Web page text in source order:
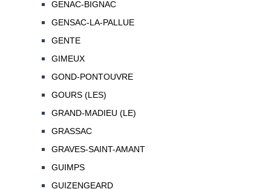
GENAC-BIGNAC
GENSAC-LA-PALLUE
GENTE
GIMEUX
GOND-PONTOUVRE
GOURS (LES)
GRAND-MADIEU (LE)
GRASSAC
GRAVES-SAINT-AMANT
GUIMPS
GUIZENGEARD